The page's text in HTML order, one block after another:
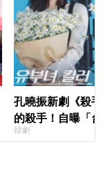
孔曉振新劇《殺
的殺手！自曝「
小很多XD
韓劇